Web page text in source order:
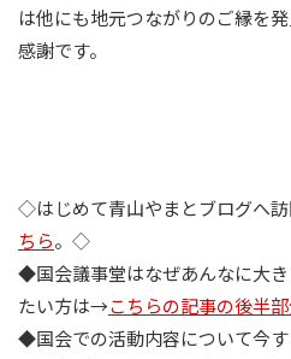
は他にも地元つながりのご縁を
感謝です。
◇はじめて青山やまとブログへ
ちら。◇
◆国会議事堂はなぜあんなに大
たい方は→こちらの記事の後半
◆国会での活動内容について今